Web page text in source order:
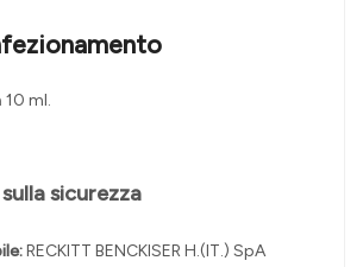
10 ml.
sicurezza
RECKITT BENCKISER H.(IT.) SpA